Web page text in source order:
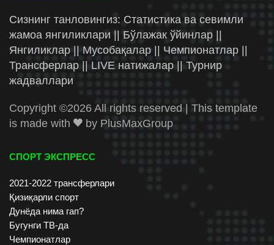
Сизнинг танловингиз: Статистика ва севимли
жамоа янгиликлари || Бўлажак ўйинлар ||
Янгиликлар || Мусобақалар || Чемпионатлар ||
Трансферлар || LIVE натижалар || Турнир
жадваллари
Copyright ©2026 All rights reserved | This template
is made with
by PlusMaxGroup
СПОРТ ЭКСПРЕСС
2021-2022 трансферлари
Қизиқарли спорт
Дунёда нима гап?
Бугунги ТВ-да
Чемпионатлар